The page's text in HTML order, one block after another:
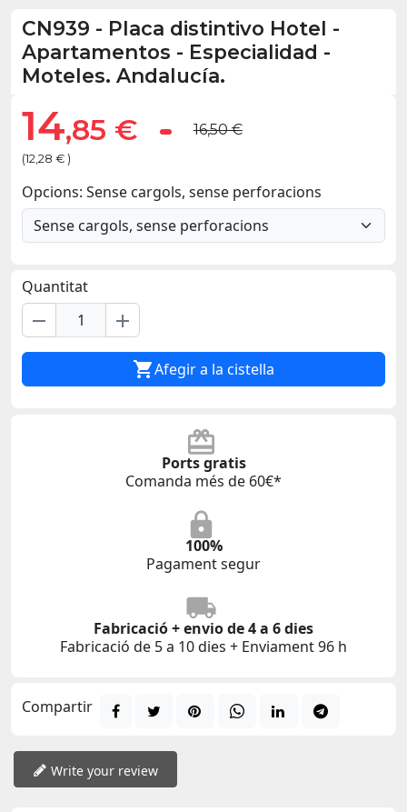
CN939 - Placa distintivo Hotel -
Apartamentos - Especialidad -
Moteles. Andalucía.
14,85 €
(12,28 € )
16,50 €
Opcions: Sense cargols, sense perforacions
Quantitat
remove add
Afegir a la cistella
Ports gratis
Comanda més de 60€*
100%
Pagament segur
Fabricació + envio de 4 a 6 dies
Fabricació de 5 a 10 dies + Enviament 96 h
Compartir
Write your review